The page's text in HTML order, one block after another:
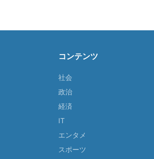
コンテンツ
社会
政治
経済
IT
エンタメ
スポーツ